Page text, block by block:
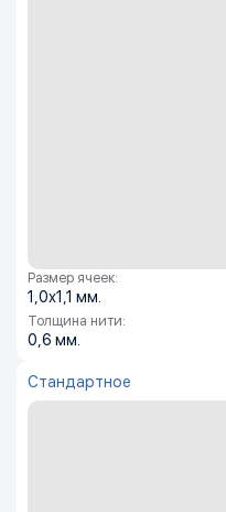
Размер ячеек:
1,0х1,1 мм.
Толщина нити:
0,6 мм.
Стандартное